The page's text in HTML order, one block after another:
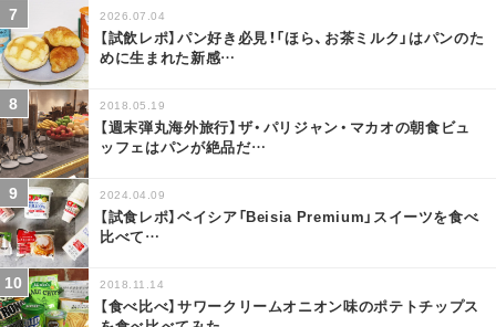
2026.07.04
【試飲レポ】パン好き必見！「ほら、お茶ミルク」はパンのた
めに生まれた新感…
2018.05.19
【週末弾丸海外旅行】ザ・パリジャン・マカオの朝食ビュ
ッフェはパンが絶品だ…
2024.04.09
【試食レポ】ベイシア「Beisia Premium」スイーツを食べ
比べて…
2018.11.14
【食べ比べ】サワークリームオニオン味のポテトチップス